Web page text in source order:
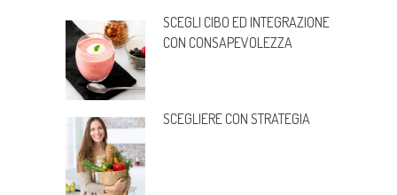
SCEGLI CIBO ED INTEGRAZIONE
CON CONSAPEVOLEZZA
SCEGLIERE CON STRATEGIA